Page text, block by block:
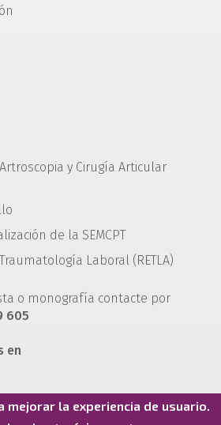
y Cirugía Articular
de la SEMCPT
Laboral (RETLA)
o monografía contacte por
605
en
mejorar la experiencia de usuario.